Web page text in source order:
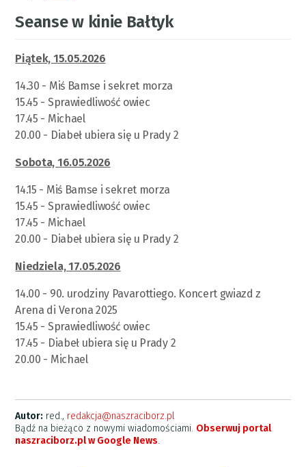
Seanse w kinie Bałtyk
Piątek, 15.05.2026
14.30 - Miś Bamse i sekret morza
15.45 - Sprawiedliwość owiec
17.45 - Michael
20.00 - Diabeł ubiera się u Prady 2
Sobota, 16.05.2026
14.15 - Miś Bamse i sekret morza
15.45 - Sprawiedliwość owiec
17.45 - Michael
20.00 - Diabeł ubiera się u Prady 2
Niedziela, 17.05.2026
14.00 - 90. urodziny Pavarottiego. Koncert gwiazd z
Arena di Verona 2025
15.45 - Sprawiedliwość owiec
17.45 - Diabeł ubiera się u Prady 2
20.00 - Michael
Autor: red., redakcja@naszraciborz.pl
Bądź na bieżąco z nowymi wiadomościami. Obserwuj portal
naszraciborz.pl w Google News.